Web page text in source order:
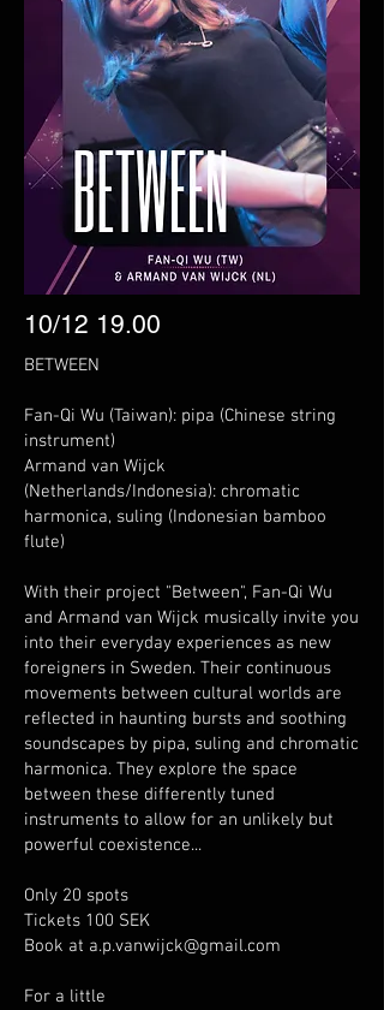
10/12 19.00
BETWEEN
Fan-Qi Wu (Taiwan): pipa (Chinese string
instrument)
Armand van Wijck
(Netherlands/Indonesia): chromatic
harmonica, suling (Indonesian bamboo
flute)
With their project "Between", Fan-Qi Wu
and Armand van Wijck musically invite you
into their everyday experiences as new
foreigners in Sweden. Their continuous
movements between cultural worlds are
reflected in haunting bursts and soothing
soundscapes by pipa, suling and chromatic
harmonica. They explore the space
between these differently tuned
instruments to allow for an unlikely but
powerful coexistence...
Only 20 spots
Tickets 100 SEK
Book at a.p.vanwijck@gmail.com
For a little